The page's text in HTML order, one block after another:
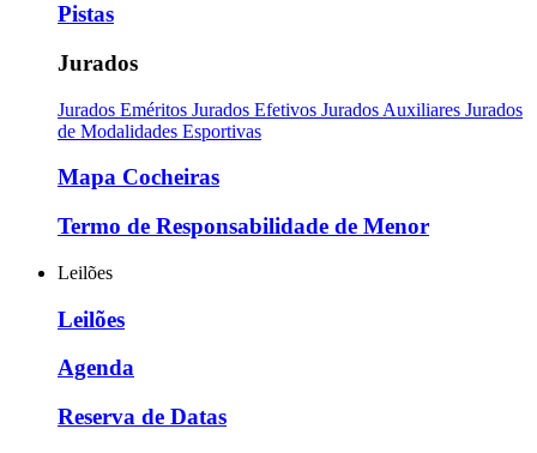
Pistas
Jurados
Jurados Eméritos Jurados Efetivos Jurados Auxiliares Jurados
de Modalidades Esportivas
Mapa Cocheiras
Termo de Responsabilidade de Menor
Leilões
Leilões
Agenda
Reserva de Datas